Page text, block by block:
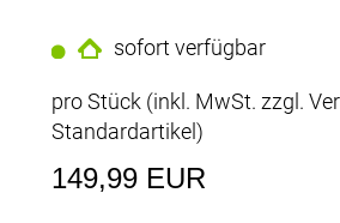
sofort verfügbar
pro Stück (inkl. MwSt. zzgl.
Standardartikel)
149,99 EUR